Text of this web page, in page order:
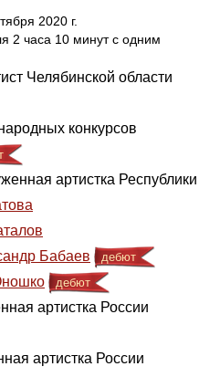
2020 г.
2 часа 10 минут с одним
Челябинской области
конкурсов
артистка Республики
Бабаев дебют
дебют
артистка России
артистка России